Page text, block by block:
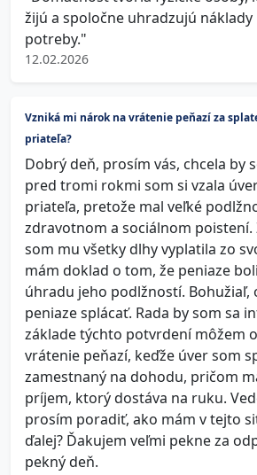
žijú a spoločne uhradzujú náklady
potreby."
12.02.2026
Vzniká mi nárok na vrátenie peňazí za
priateľa?
Dobrý deň, prosím vás, chcela by
pred tromi rokmi som si vzala
priateľa, pretože mal veľké
zdravotnom a sociálnom
som mu všetky dlhy vyplatila zo
mám doklad o tom, že peniaze
úhradu jeho podlžností. Bohužiaľ,
peniaze splácať. Rada by som sa
základe týchto potvrdení môžem
vrátenie peňazí, keďže úver som
zamestnaný na dohodu, pričom
príjem, ktorý dostáva na ruku.
prosím poradiť, ako mám v tejto
ďalej? Ďakujem veľmi pekne za
pekný deň.